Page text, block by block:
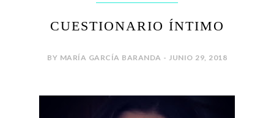
CUESTIONARIO ÍNTIMO
BY MARÍA GARCÍA BARANDA - JUNIO 29, 2018